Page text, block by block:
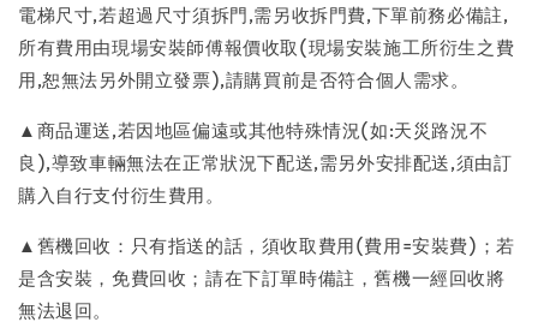
電梯尺寸,若超過尺寸須拆門,需另收拆門費,下單前務必備註,
所有費用由現場安裝師傅報價收取(現場安裝施工所衍生之費
用,恕無法另外開立發票),請購買前是否符合個人需求。
▲商品運送,若因地區偏遠或其他特殊情況(如:天災路況不
良),導致車輛無法在正常狀況下配送,需另外安排配送,須由訂
購入自行支付衍生費用。
▲舊機回收：只有指送的話，須收取費用(費用=安裝費)；若
是含安裝，免費回收；請在下訂單時備註，舊機一經回收將
無法退回。